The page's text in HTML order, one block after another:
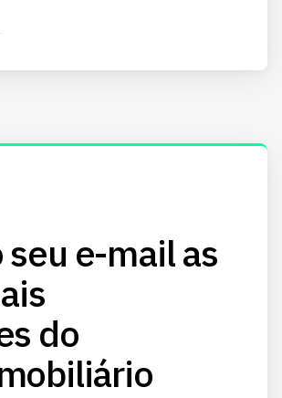
seu e-mail as
do